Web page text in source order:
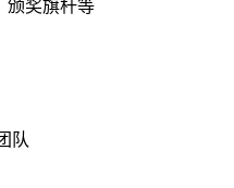
颁奖旗杆等
队